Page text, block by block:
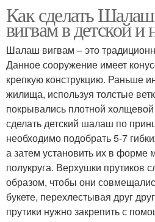
Как сделать
вигвам в детской и
Шалаш вигвам – это
Данное сооружение имеет
крепкую конструкцию. Раньше
жилища, используя толстые
покрывались плотной
сделать детский шалаш по
необходимо подобрать 5-7
а затем установить их в форме
полукруга. Верхушки прутиков
образом, чтобы они
букете, перехлестывая друг
прутики нужно закрепить с